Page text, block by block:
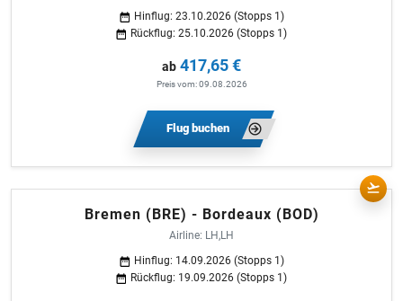
Hinflug: 23.10.2026 (Stopps 1)
Rückflug: 25.10.2026 (Stopps 1)
ab 417,65 €
Preis vom: 09.08.2026
Flug buchen
Bremen (BRE) - Bordeaux (BOD)
Airline: LH,LH
Hinflug: 14.09.2026 (Stopps 1)
Rückflug: 19.09.2026 (Stopps 1)